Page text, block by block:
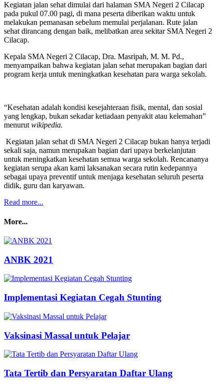
Kegiatan jalan sehat dimulai dari halaman SMA Negeri 2 Cilacap
pada pukul 07.00 pagi, di mana peserta diberikan waktu untuk
melakukan pemanasan sebelum memulai perjalanan. Rute jalan
sehat dirancang dengan baik, melibatkan area sekitar SMA Negeri 2
Cilacap.
Kepala SMA Negeri 2 Cilacap, Dra. Masripah, M. M. Pd.,
menyampaikan bahwa kegiatan jalan sehat merupakan bagian dari
program kerja untuk meningkatkan kesehatan para warga sekolah.
“Kesehatan adalah kondisi kesejahteraan fisik, mental, dan sosial
yang lengkap, bukan sekadar ketiadaan penyakit atau kelemahan”
menurut wikipedia.
Kegiatan jalan sehat di SMA Negeri 2 Cilacap bukan hanya terjadi
sekali saja, namun merupakan bagian dari upaya berkelanjutan
untuk meningkatkan kesehatan semua warga sekolah. Rencananya
kegiatan serupa akan kami laksanakan secara rutin kedepannya
sebagai upaya preventif untuk menjaga kesehatan seluruh peserta
didik, guru dan karyawan.
Read more...
More...
ANBK 2021
Implementasi Kegiatan Cegah Stunting
Vaksinasi Massal untuk Pelajar
Tata Tertib dan Persyaratan Daftar Ulang